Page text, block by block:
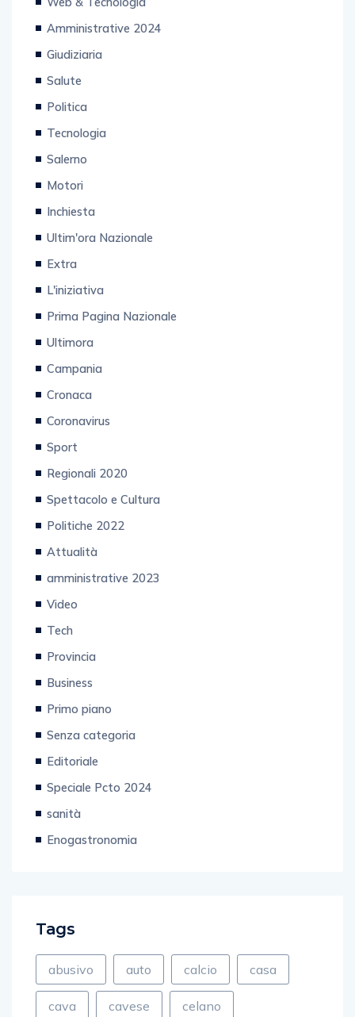
Amministrative 2024
Giudiziaria
Salute
Politica
Tecnologia
Salerno
Motori
Inchiesta
Ultim'ora Nazionale
Extra
L'iniziativa
Prima Pagina Nazionale
Ultimora
Campania
Cronaca
Coronavirus
Sport
Regionali 2020
Spettacolo e Cultura
Politiche 2022
Attualità
amministrative 2023
Video
Tech
Provincia
Business
Primo piano
Senza categoria
Editoriale
Speciale Pcto 2024
sanità
Enogastronomia
Tags
abusivo auto calcio casa
cava cavese celano